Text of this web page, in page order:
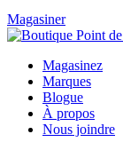
Magasiner
Magasinez
Marques
Blogue
À propos
Nous joindre